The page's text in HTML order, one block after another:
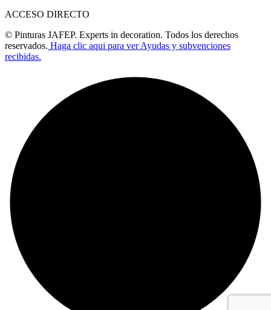
ACCESO DIRECTO
© Pinturas JAFEP. Experts in decoration. Todos los derechos
reservados. Haga clic aqui para ver Ayudas y subvenciones
recibidas.